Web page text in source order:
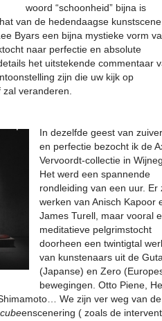
woord “schoonheid” bijna is
van de hedendaagse
Byars een bijna mystieke vorm
naar perfectie en absolute
het uitstekende commentaar
zijn die uw kijk op
zal veranderen.
In dezelfde geest van
en perfectie bezocht ik de
Vervoordt-collectie in
Het werd een spannende
rondleiding van een uur. Er
werken van Anisch Kapoor
James Turell, maar vooral
meditatieve pelgrimstocht
doorheen een twintigtal
van kunstenaars uit de
(Japanse) en Zero
bewegingen. Otto Piene,
We zijn ver weg van
enscenering ( zoals de